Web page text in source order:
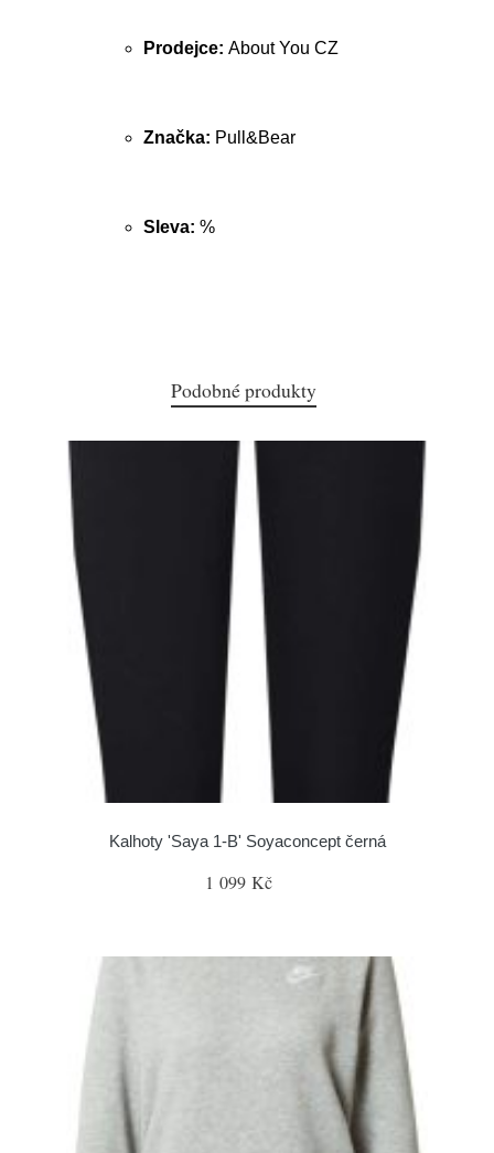
Prodejce: About You CZ
Značka: Pull&Bear
Sleva: %
Podobné produkty
Kalhoty 'Saya 1-B' Soyaconcept černá
1 099 Kč